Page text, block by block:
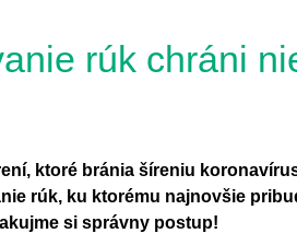
rúk chráni
ktoré bránia šíreniu
rúk, ku ktorému najnovšie
si správny postup!